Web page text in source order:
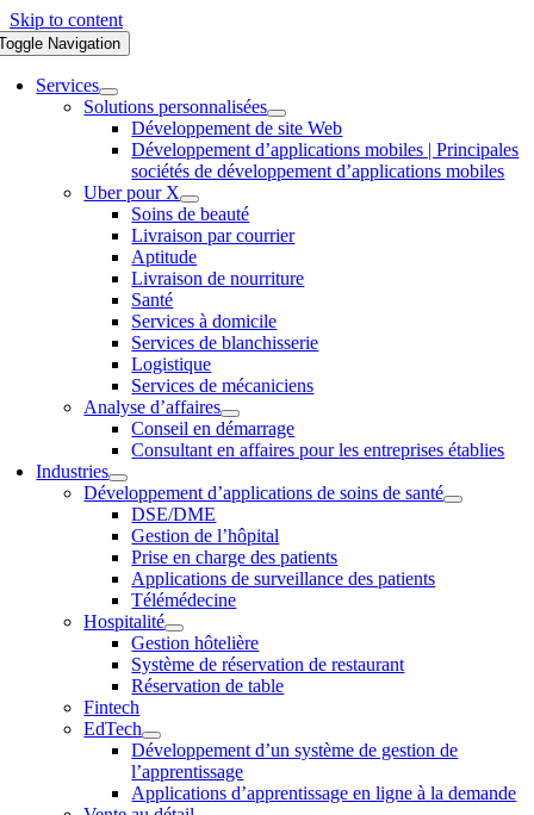
Skip to content
Navigation
Services
Solutions personnalisées
Développement de site Web
Développement d’applications mobiles | Principales
sociétés de développement d’applications mobiles
Uber pour X
Soins de beauté
Livraison par courrier
Aptitude
Livraison de nourriture
Santé
Services à domicile
Services de blanchisserie
Logistique
Services de mécaniciens
Analyse d’affaires
Conseil en démarrage
Consultant en affaires pour les entreprises établies
Industries
Développement d’applications de soins de santé
DSE/DME
Gestion de l’hôpital
Prise en charge des patients
Applications de surveillance des patients
Télémédecine
Hospitalité
Gestion hôtelière
Système de réservation de restaurant
Réservation de table
Fintech
EdTech
Développement d’un système de gestion de
l’apprentissage
Applications d’apprentissage en ligne à la demande